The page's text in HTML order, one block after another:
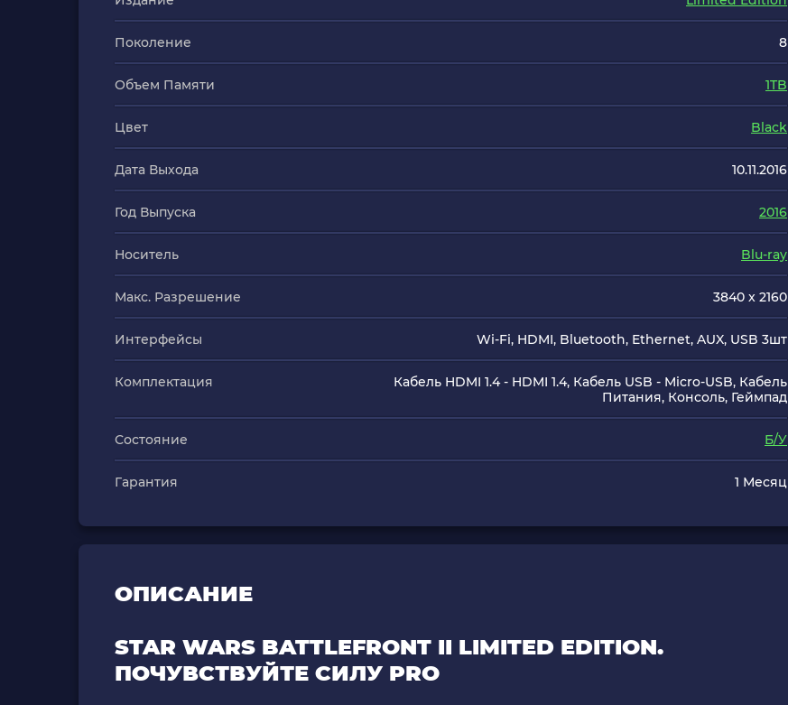
Поколение 8
Объем Памяти 1TB
Цвет Black
Дата Выхода 10.11.2016
Год Выпуска 2016
Носитель Blu-ray
Макс. Разрешение 3840 x 2160
Интерфейсы Wi-Fi, HDMI, Bluetooth, Ethernet, AUX, USB 3шт
Комплектация
Кабель HDMI 1.4 - HDMI 1.4, Кабель USB - Micro-USB, Кабель
Питания, Консоль, Геймпад
Состояние Б/У
Гарантия 1 Месяц
ОПИСАНИЕ
STAR WARS BATTLEFRONT II LIMITED EDITION.
ПОЧУВСТВУЙТЕ СИЛУ PRO